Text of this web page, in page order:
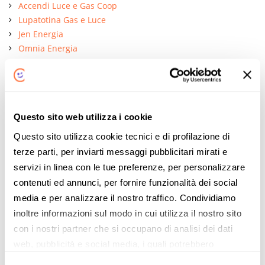
Questo sito web utilizza i cookie
Questo sito utilizza cookie tecnici e di profilazione di
terze parti, per inviarti messaggi pubblicitari mirati e
servizi in linea con le tue preferenze, per personalizzare
contenuti ed annunci, per fornire funzionalità dei social
media e per analizzare il nostro traffico. Condividiamo
inoltre informazioni sul modo in cui utilizza il nostro sito
con i nostri partner che si occupano di analisi dei dati
web, pubblicità e social media, i quali potrebbero
Accendi Luce e Gas Coop
Lupatotina Gas e Luce
Jen Energia
Omnia Energia
Tate
Amga Energia
Green Network Energy
Enerxenia
Amg Gas Palermo
Gritti Energia
AbEnergie